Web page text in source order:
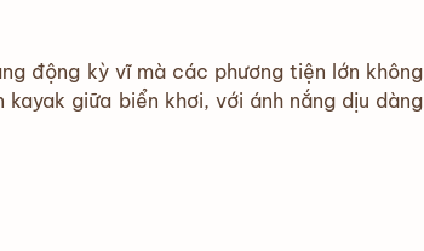
động kỳ vĩ mà các phương tiện lớn không
giữa biển khơi, với ánh nắng dịu dàng